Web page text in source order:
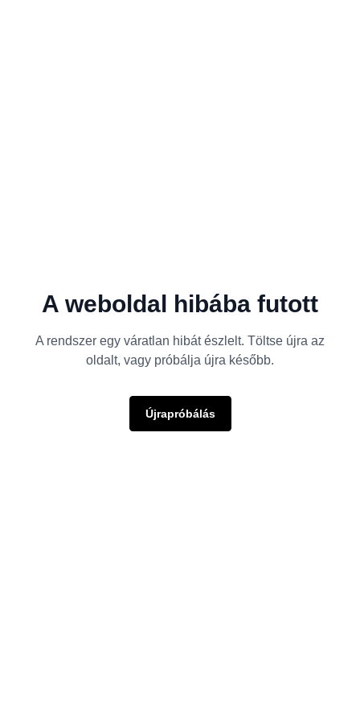
A weboldal hibába futott
A rendszer egy váratlan hibát észlelt. Töltse újra az
oldalt, vagy próbálja újra később.
Újrapróbálás